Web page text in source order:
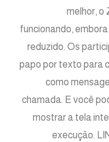
melhor, o
funcionando,
reduzido. Os
papo por texto para
como
chamada. E você
mostrar a tela
execução.